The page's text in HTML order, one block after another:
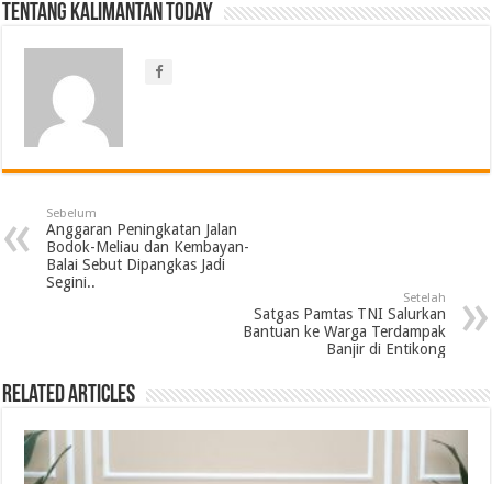
Tentang Kalimantan Today
Sebelum
Anggaran Peningkatan Jalan
Bodok-Meliau dan Kembayan-
Balai Sebut Dipangkas Jadi
Segini..
Setelah
Satgas Pamtas TNI Salurkan
Bantuan ke Warga Terdampak
Banjir di Entikong
Related Articles